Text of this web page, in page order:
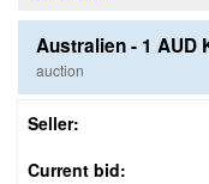
Australien - 1 AUD
auction
Seller:
Current bid: